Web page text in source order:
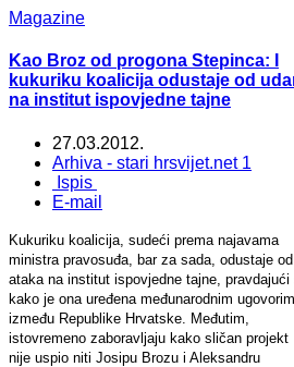
Magazine
Kao Broz od progona Stepinca: I
kukuriku koalicija odustaje od
na institut ispovjedne tajne
27.03.2012.
Arhiva - stari hrsvijet.net 1
Ispis
E-mail
Kukuriku koalicija, sudeći prema najavama
ministra pravosuđa, bar za sada, odustaje od
ataka na institut ispovjedne tajne, pravdajući
kako je ona uređena međunarodnim
između Republike Hrvatske. Međutim,
istovremeno zaboravljaju kako sličan projekt
nije uspio niti Josipu Brozu i Aleksandru